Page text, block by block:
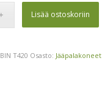
Lisää ostoskoriin
BIN T420 Osasto: Jääpalakoneet